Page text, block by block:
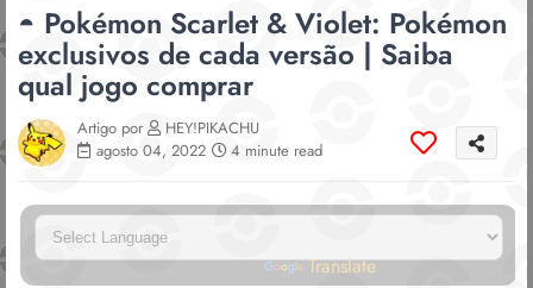
◓ Pokémon Scarlet & Violet: Pokémon
exclusivos de cada versão | Saiba
qual jogo comprar
Artigo por
HEY!PIKACHU
agosto 04, 2022
4 minute read
Powered by
Translate